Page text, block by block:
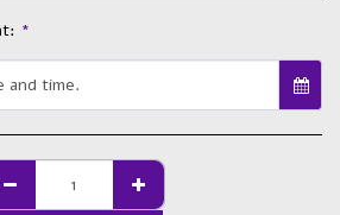
*
and time.